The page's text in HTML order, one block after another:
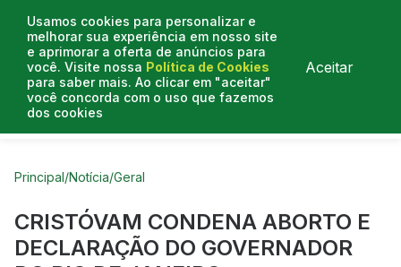
Usamos cookies para personalizar e
melhorar sua experiência em nosso site
e aprimorar a oferta de anúncios para
você. Visite nossa Política de Cookies
para saber mais. Ao clicar em "aceitar"
você concorda com o uso que fazemos
dos cookies
Aceitar
Curtas do Poder
Principal/Notícia/Geral
CRISTÓVAM CONDENA ABORTO E
DECLARAÇÃO DO GOVERNADOR